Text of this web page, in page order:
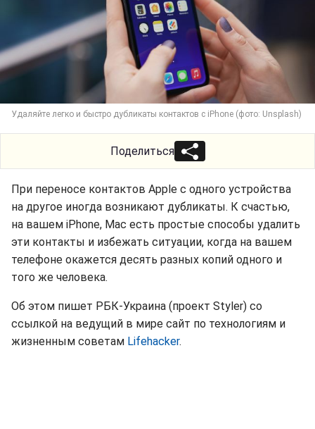
Удаляйте легко и быстро дубликаты контактов с iPhone (фото: Unsplash)
Поделиться
При переносе контактов Apple с одного устройства
на другое иногда возникают дубликаты. К счастью,
на вашем iPhone, Mac есть простые способы удалить
эти контакты и избежать ситуации, когда на вашем
телефоне окажется десять разных копий одного и
того же человека.
Об этом пишет РБК-Украина (проект Styler) со
ссылкой на ведущий в мире сайт по технологиям и
жизненным советам Lifehacker.